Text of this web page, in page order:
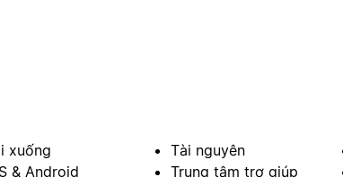
xuống
& Android
Tài nguyên
Trung tâm trợ giúp